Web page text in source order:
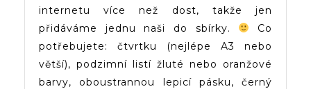
internetu více než dost, takže jen
přidáváme jednu naši do sbírky.
Co
potřebujete: čtvrtku (nejlépe A3 nebo
větší), podzimní listí žluté nebo oranžové
barvy, oboustrannou lepicí pásku, černý